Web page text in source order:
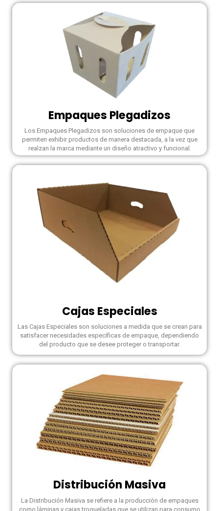
Empaques Plegadizos
Los Empaques Plegadizos son soluciones de empaque que
permiten exhibir productos de manera destacada, a la vez que
realzan la marca mediante un diseño atractivo y funcional.
Cajas Especiales
Las Cajas Especiales son soluciones a medida que se crean para
satisfacer necesidades específicas de empaque, dependiendo
del producto que se desee proteger o transportar.
Distribución Masiva
La Distribución Masiva se refiere a la producción de empaques
como láminas y cajas troqueladas que se utilizan para consumo